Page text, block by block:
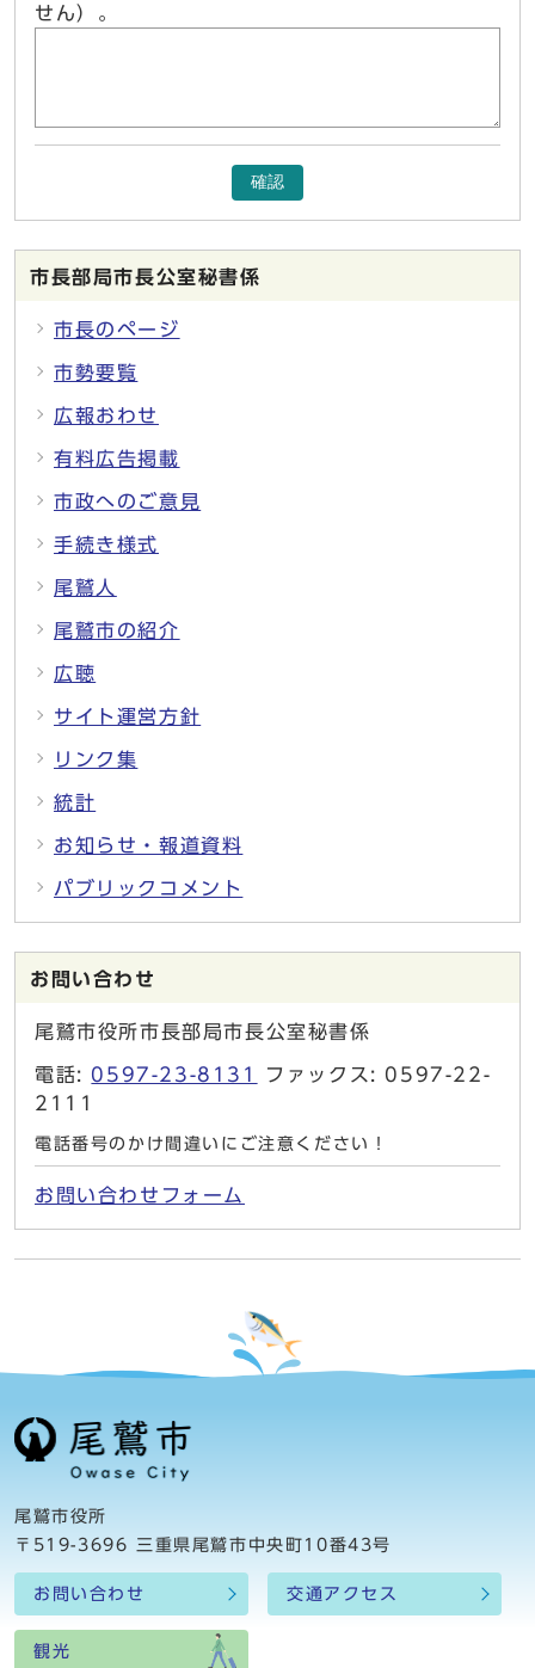
せん）。
確認
市長部局市長公室秘書係
市長のページ
市勢要覧
広報おわせ
有料広告掲載
市政へのご意見
手続き様式
尾鷲人
尾鷲市の紹介
広聴
サイト運営方針
リンク集
統計
お知らせ・報道資料
パブリックコメント
お問い合わせ
尾鷲市役所市長部局市長公室秘書係
電話: 0597-23-8131
ファックス: 0597-22-
2111
電話番号のかけ間違いにご注意ください！
お問い合わせフォーム
尾鷲市役所
〒519-3696 三重県尾鷲市中央町10番43号
お問い合わせ 交通アクセス
観光